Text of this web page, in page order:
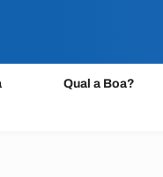
Qual a Boa?